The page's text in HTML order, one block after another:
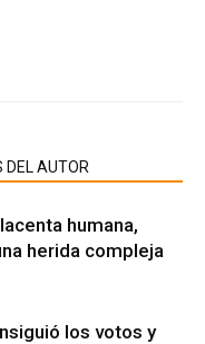
DEL AUTOR
humana,
herida compleja
los votos y